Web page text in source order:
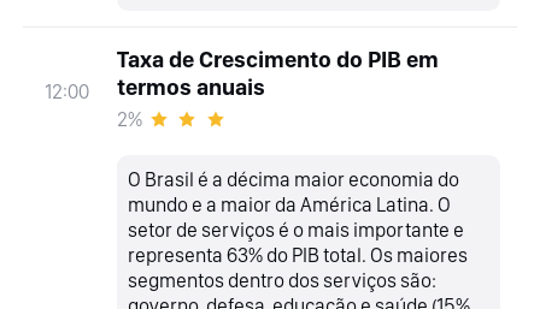
12:00
Taxa de Crescimento do PIB em
termos anuais
2%
O Brasil é a décima maior economia do
mundo e a maior da América Latina. O
setor de serviços é o mais importante e
representa 63% do PIB total. Os maiores
segmentos dentro dos serviços são: